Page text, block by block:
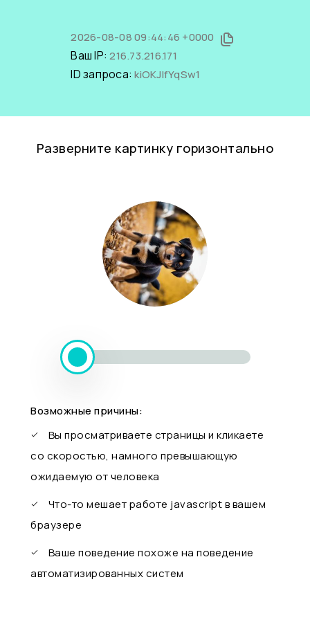
2026-08-08 09:44:46 +0000
Ваш IP:216.73.216.171
ID запроса:kiOKJlfYqSw1
Разверните картинку горизонтально
Возможные причины:
Вы просматриваете страницы и кликаете
со скоростью, намного превышающую
ожидаемую от человека
Что-то мешает работе javascript в вашем
браузере
Ваше поведение похоже на поведение
автоматизированных систем